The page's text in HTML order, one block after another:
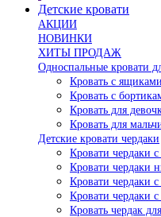
Детские кровати
АКЦИИ
НОВИНКИ
ХИТЫ ПРОДАЖ
Односпальные кровати
Кровать с ящиками
Кровать с
Кровать для
Кровать для
Детские кровати чердаки
Кровати чердаки
Кровати чердаки
Кровати чердаки
Кровати чердаки
Кровать чердак